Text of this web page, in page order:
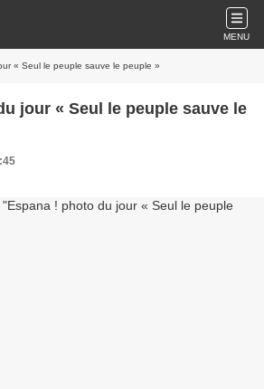
MENU
« Seul le peuple sauve le peuple »
sauve le